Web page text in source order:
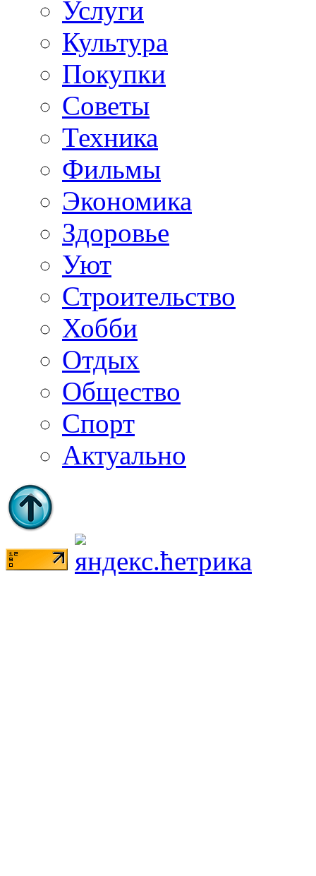
Услуги
Культура
Покупки
Советы
Техника
Фильмы
Экономика
Здоровье
Уют
Строительство
Хобби
Отдых
Общество
Спорт
Актуально